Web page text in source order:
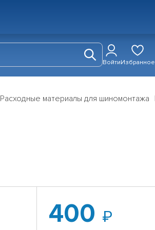
ВойтиИзбранное
Расходные материалы для шиномонтажа
400